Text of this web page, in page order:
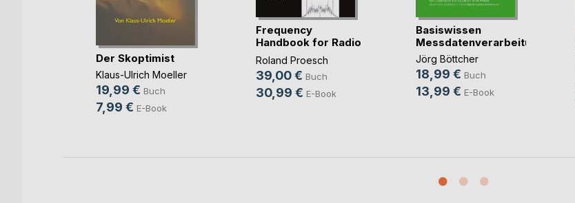
Der Skoptimist
Klaus-Ulrich Moeller
19,99 € Buch
7,99 € E-Book
Frequency
Handbook for Radio
Monit(...)
Roland Proesch
39,00 € Buch
30,99 € E-Book
Basiswissen
Messdatenverarbeitung
Jörg Böttcher
18,99 € Buch
13,99 € E-Book